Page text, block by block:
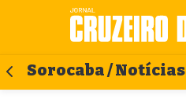
Sorocaba / Notícias